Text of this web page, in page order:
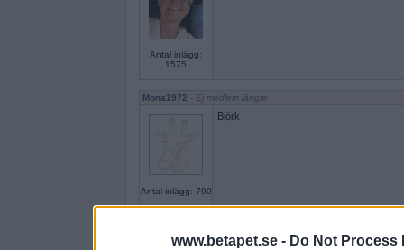
www.betapet.se - Do Not Process
Antal inlägg:
1575
Mona1972 - Ej medlem längre
Antal inlägg: 790
Björk
Mireille Matheui